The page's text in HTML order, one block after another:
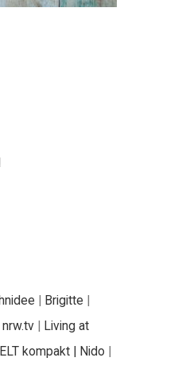
| Brigitte |
nrw.tv | Living at
kompakt | Nido |